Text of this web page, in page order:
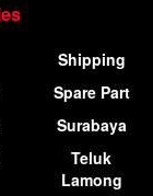
Shipping
Spare Part
Surabaya
Teluk
Lamong